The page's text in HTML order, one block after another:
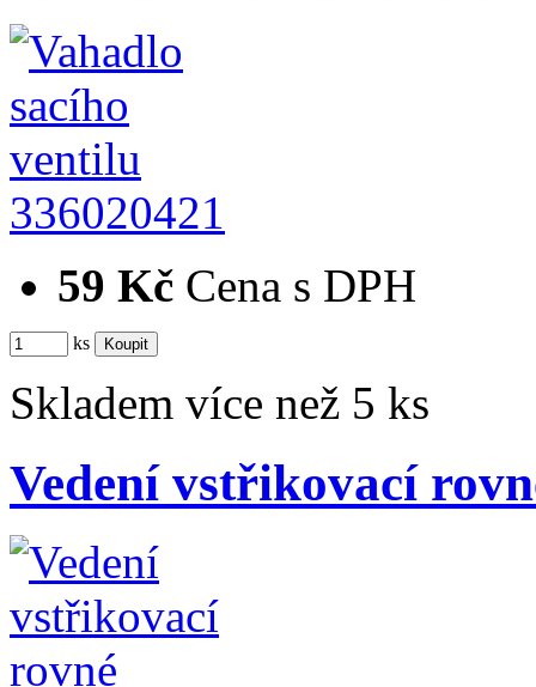
336020421
59 Kč Cena s DPH
ks
Skladem více než 5 ks
Vedení vstřikovací